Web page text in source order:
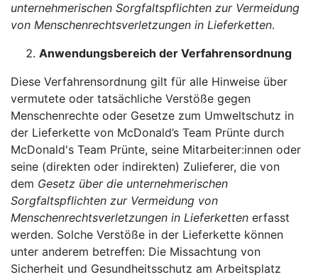
unternehmerischen Sorgfaltspflichten zur Vermeidung
von Menschenrechtsverletzungen in Lieferketten.
Anwendungsbereich der Verfahrensordnung
Diese Verfahrensordnung gilt für alle Hinweise über
vermutete oder tatsächliche Verstöße gegen
Menschenrechte oder Gesetze zum Umweltschutz in
der Lieferkette von McDonald’s Team Prünte durch
McDonald's Team Prünte, seine Mitarbeiter:innen oder
seine (direkten oder indirekten) Zulieferer, die von
dem Gesetz über die unternehmerischen
Sorgfaltspflichten zur Vermeidung von
Menschenrechtsverletzungen in Lieferketten erfasst
werden. Solche Verstöße in der Lieferkette können
unter anderem betreffen: Die Missachtung von
Sicherheit und Gesundheitsschutz am Arbeitsplatz